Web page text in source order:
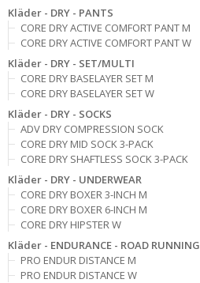
Kläder - DRY - PANTS
CORE DRY ACTIVE COMFORT PANT M
CORE DRY ACTIVE COMFORT PANT W
Kläder - DRY - SET/MULTI
CORE DRY BASELAYER SET M
CORE DRY BASELAYER SET W
Kläder - DRY - SOCKS
ADV DRY COMPRESSION SOCK
CORE DRY MID SOCK 3-PACK
CORE DRY SHAFTLESS SOCK 3-PACK
Kläder - DRY - UNDERWEAR
CORE DRY BOXER 3-INCH M
CORE DRY BOXER 6-INCH M
CORE DRY HIPSTER W
Kläder - ENDURANCE - ROAD RUNNING
PRO ENDUR DISTANCE M
PRO ENDUR DISTANCE W